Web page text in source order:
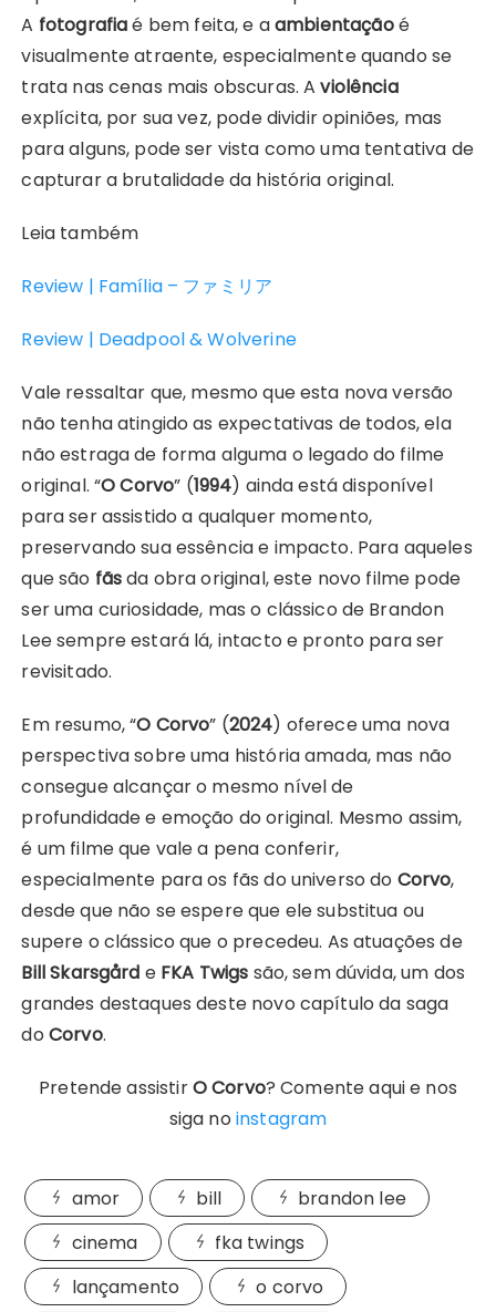
A fotografiaé bem feita, e aambientaçãoé
visualmente atraente, especialmente quando se
trata nas cenas mais obscuras. Aviolência
explícita, por sua vez, pode dividir opiniões, mas
para alguns, pode ser vista como uma tentativa de
capturar a brutalidade da história original.
Leia também
Review | Família – ファミリア
Review | Deadpool & Wolverine
Vale ressaltar que, mesmo que esta nova versão
não tenha atingido as expectativas de todos, ela
não estraga de forma alguma o legado do filme
original. “O Corvo” (1994) ainda está disponível
para ser assistido a qualquer momento,
preservando sua essência e impacto. Para aqueles
que são fãsda obra original, este novo filme pode
ser uma curiosidade, mas o clássico de Brandon
Lee sempre estará lá, intacto e pronto para ser
revisitado.
Em resumo, “O Corvo” (2024) oferece uma nova
perspectiva sobre uma história amada, mas não
consegue alcançar o mesmo nível de
profundidade e emoção do original. Mesmo assim,
é um filme que vale a pena conferir,
especialmente para os fãs do universo do Corvo,
desde que não se espere que ele substitua ou
supere o clássico que o precedeu. As atuações de
Bill Skarsgård e FKA Twigs são, sem dúvida, um dos
grandes destaques deste novo capítulo da saga
do Corvo.
Pretende assistirO Corvo? Comente aqui e nos
siga no instagram
amor bill
brandon lee
cinema
fka twings
lançamento
o corvo